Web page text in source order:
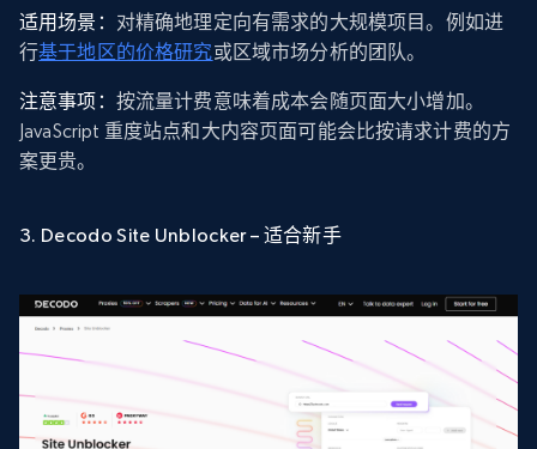
适用场景： 对精确地理定向有需求的大规模项目。例如进
行基于地区的价格研究或区域市场分析的团队。
注意事项： 按流量计费意味着成本会随页面大小增加。
JavaScript 重度站点和大内容页面可能会比按请求计费的方
案更贵。
3. Decodo Site Unblocker – 适合新手